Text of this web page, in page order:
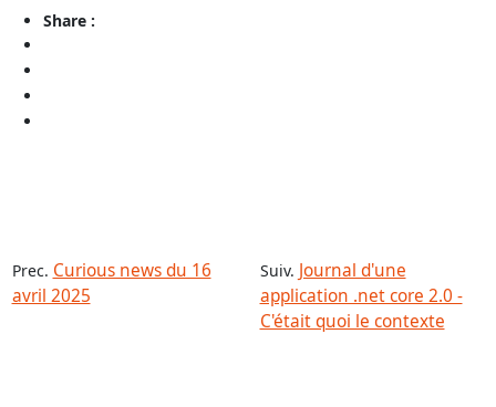
Share :
Prec. Curious news du 16
avril 2025
Suiv. Journal d'une
application .net core 2.0 -
C'était quoi le contexte